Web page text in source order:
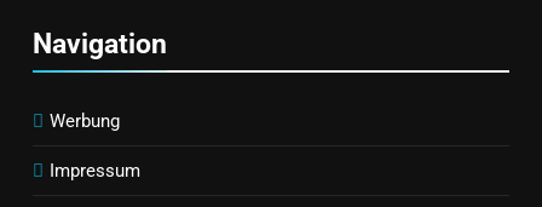
Navigation
Werbung
Impressum